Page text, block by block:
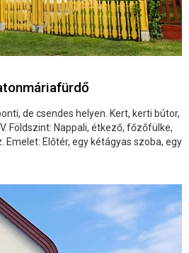
de csendes helyen. Kert, kerti bútor,
Földszint: Nappali, étkező, főzőfülke,
Előtér, egy kétágyas szoba, egy